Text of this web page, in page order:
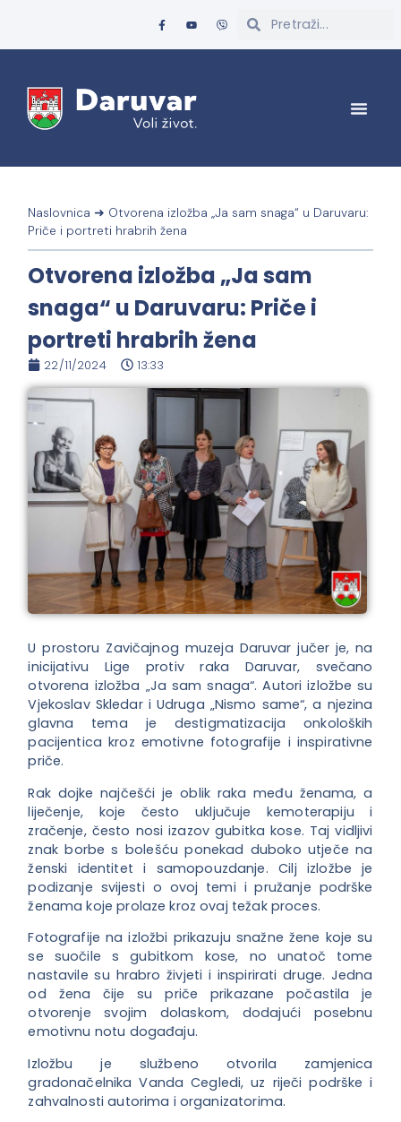
Naslovnica ➜ Otvorena izložba „Ja sam snaga“ u Daruvaru:
Priče i portreti hrabrih žena
Otvorena izložba „Ja sam
snaga“ u Daruvaru: Priče i
portreti hrabrih žena
22/11/2024 13:33
U prostoru Zavičajnog muzeja Daruvar jučer je, na
inicijativu Lige protiv raka Daruvar, svečano
otvorena izložba „Ja sam snaga“. Autori izložbe su
Vjekoslav Skledar i Udruga „Nismo same“, a njezina
glavna tema je destigmatizacija onkoloških
pacijentica kroz emotivne fotografije i inspirativne
priče.
Rak dojke najčešći je oblik raka među ženama, a
liječenje, koje često uključuje kemoterapiju i
zračenje, često nosi izazov gubitka kose. Taj vidljivi
znak borbe s bolešću ponekad duboko utječe na
ženski identitet i samopouzdanje. Cilj izložbe je
podizanje svijesti o ovoj temi i pružanje podrške
ženama koje prolaze kroz ovaj težak proces.
Fotografije na izložbi prikazuju snažne žene koje su
se suočile s gubitkom kose, no unatoč tome
nastavile su hrabro živjeti i inspirirati druge. Jedna
od žena čije su priče prikazane počastila je
otvorenje svojim dolaskom, dodajući posebnu
emotivnu notu događaju.
Izložbu je službeno otvorila zamjenica
gradonačelnika Vanda Cegledi, uz riječi podrške i
zahvalnosti autorima i organizatorima.